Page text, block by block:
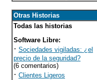
Otras Historias
Todas las historias
Software Libre:
· Sociedades vigiladas: ¿el
precio de la seguridad?
(6 comentarios)
· Clientes Ligeros